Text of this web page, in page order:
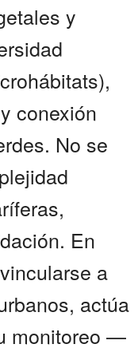
y
conexión
No se
En
a
actúa
monitoreo —